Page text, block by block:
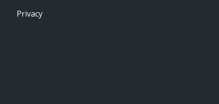
Privacy